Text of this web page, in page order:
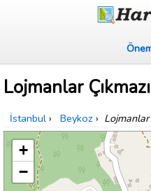
Lojmanlar
İstanbul › Beykoz › Lojmanlar
+
−